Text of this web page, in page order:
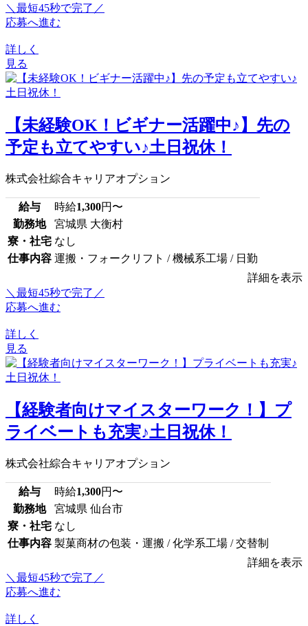
＼最短45秒で完了／
応募へ進む
詳しく
見る
【未経験OK！ビギナー活躍中♪】先の
予定も立てやすい♪土日祝休！
株式会社綜合キャリアオプション
給与 時給1,300円〜
勤務地
宮城県 大衡村
寮・社宅 なし
仕事内容 運搬・フォークリフト / 機械系工場 / 日勤
詳細を表示
＼最短45秒で完了／
応募へ進む
詳しく
見る
【経験者向けマイスターワーク！】プ
ライベートも充実♪土日祝休！
株式会社綜合キャリアオプション
給与 時給1,300円〜
勤務地
宮城県 仙台市
寮・社宅 なし
仕事内容 製菓商材の包装・運搬 / 化学系工場 / 交替制
詳細を表示
＼最短45秒で完了／
応募へ進む
詳しく